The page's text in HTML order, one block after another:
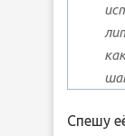
Спешу